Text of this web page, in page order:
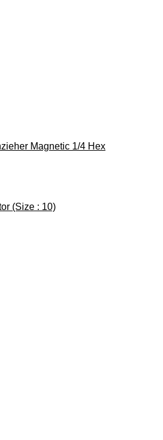
Magnetic 1/4 Hex
(Size : 10)